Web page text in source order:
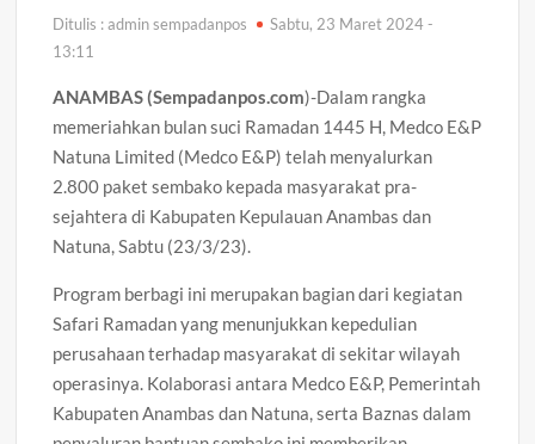
Ditulis : admin sempadanpos
Sabtu, 23 Maret 2024 -
13:11
ANAMBAS (Sempadanpos.com)-Dalam rangka
memeriahkan bulan suci Ramadan 1445 H, Medco E&P
Natuna Limited (Medco E&P) telah menyalurkan
2.800 paket sembako kepada masyarakat pra-
sejahtera di Kabupaten Kepulauan Anambas dan
Natuna, Sabtu (23/3/23).
Program berbagi ini merupakan bagian dari kegiatan
Safari Ramadan yang menunjukkan kepedulian
perusahaan terhadap masyarakat di sekitar wilayah
operasinya. Kolaborasi antara Medco E&P, Pemerintah
Kabupaten Anambas dan Natuna, serta Baznas dalam